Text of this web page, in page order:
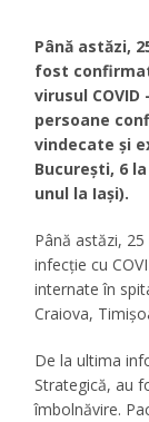
Până astăzi,
fost
virusul
persoane
vindecate și
București, 6
unul la Iași).
Până astăzi,
infecție cu
internate în
Craiova,
De la ultima
Strategică, au
îmbolnăvire.